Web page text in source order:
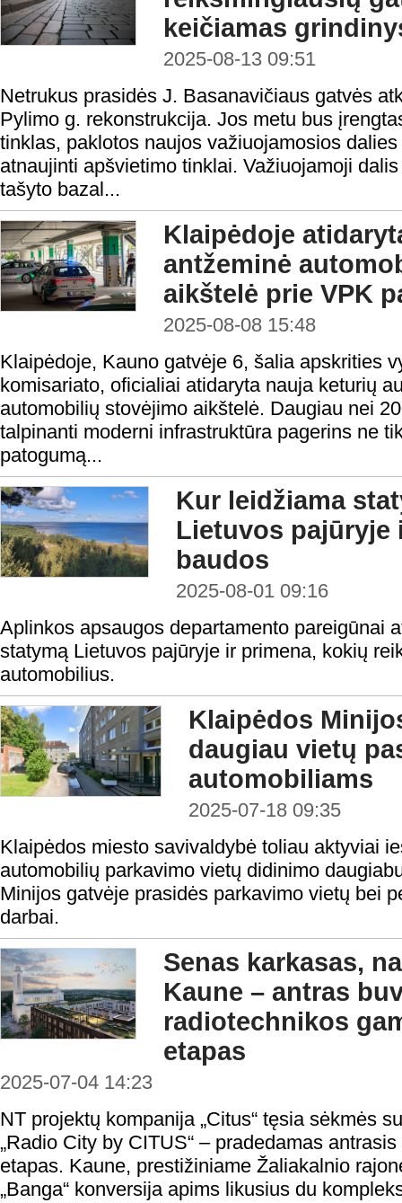
keičiamas
2025-08-13 09:51
Netrukus prasidės J. Basanavičiaus gatvės
Pylimo g. rekonstrukcija. Jos metu bus
tinklas, paklotos naujos važiuojamosios
atnaujinti apšvietimo tinklai. Važiuojamoji
tašyto bazal...
Klaipėdoje
antžeminė
aikštelė prie VPK
2025-08-08 15:48
Klaipėdoje, Kauno gatvėje 6, šalia apskrities
komisariato, oficialiai atidaryta nauja keturių
automobilių stovėjimo aikštelė. Daugiau nei
talpinanti moderni infrastruktūra pagerins ne
patogumą...
Kur leidžiama
Lietuvos pajūryje
baudos
2025-08-01 09:16
Aplinkos apsaugos departamento pareigūnai
statymą Lietuvos pajūryje ir primena, kokių
automobilius.
Klaipėdos
daugiau vietų
automobiliams
2025-07-18 09:35
Klaipėdos miesto savivaldybė toliau aktyviai
automobilių parkavimo vietų didinimo
Minijos gatvėje prasidės parkavimo vietų bei
darbai.
Senas karkasas,
Kaune – antras
radiotechnikos
etapas
2025-07-04 14:23
NT projektų kompanija „Citus“ tęsia sėkmės
„Radio City by CITUS“ – pradedamas
etapas. Kaune, prestižiniame Žaliakalnio
„Banga“ konversija apims likusius du